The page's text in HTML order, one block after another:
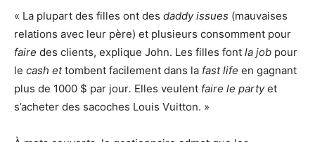
« La plupart des filles ont des daddy issues (mauvaises
relations avec leur père) et plusieurs consomment pour
faire des clients, explique John. Les filles font la job pour
le cash ettombent facilement dans la fast life en gagnant
plus de 1000 $ par jour. Elles veulent faire le partyet
s’acheter des sacoches Louis Vuitton. »